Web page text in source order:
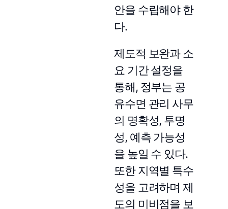
안을 수립해야 한
다.
제도적 보완과 소
요 기간 설정을
통해, 정부는 공
유수면 관리 사무
의 명확성, 투명
성, 예측 가능성
을 높일 수 있다.
또한 지역별 특수
성을 고려하며 제
도의 미비점을 보